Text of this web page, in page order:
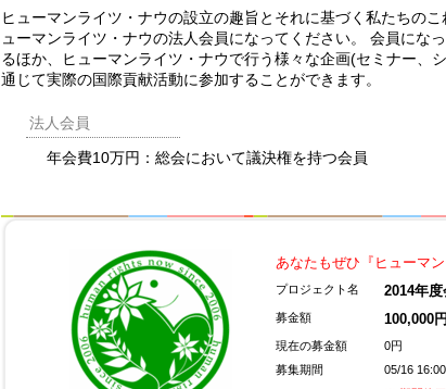
ヒューマンライツ・ナウの設立の趣旨とそれに基づく私たちの
ューマンライツ・ナウの法人会員になってください。 会員にな
るほか、ヒューマンライツ・ナウで行う様々な企画(セミナー、
通じて実際の国際貢献活動に参加することができます。
法人会員
年会費10万円：総会において議決権を持つ会員